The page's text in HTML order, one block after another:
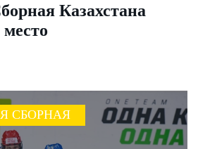
Казахстана
место
СБОРНАЯ